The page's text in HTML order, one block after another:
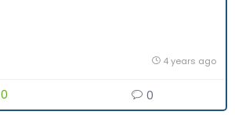
4 years ago
0 0